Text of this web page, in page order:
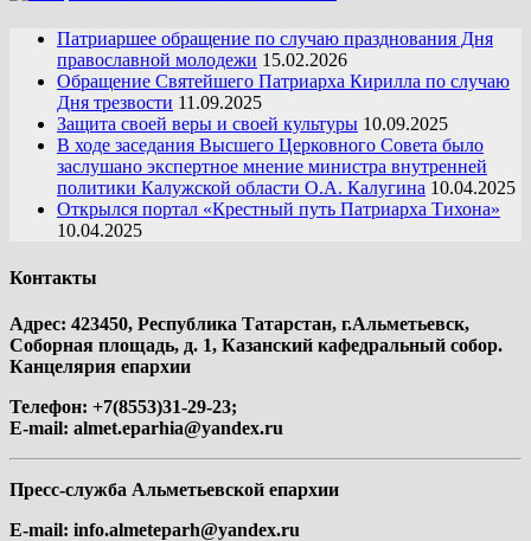
Патриаршее обращение по случаю празднования Дня
православной молодежи 15.02.2026
Обращение Святейшего Патриарха Кирилла по случаю
Дня трезвости 11.09.2025
Защита своей веры и своей культуры 10.09.2025
В ходе заседания Высшего Церковного Совета было
заслушано экспертное мнение министра внутренней
политики Калужской области О.А. Калугина 10.04.2025
Открылся портал «Крестный путь Патриарха Тихона»
10.04.2025
Контакты
Адрес: 423450, Республика Татарстан, г.Альметьевск,
Соборная площадь, д. 1, Казанский кафедральный собор.
Канцелярия епархии
Телефон: +7(8553)31-29-23;
E-mail: almet.eparhia@yandex.ru
Пресс-служба Альметьевской епархии
E-mail: info.almeteparh@yandex.ru